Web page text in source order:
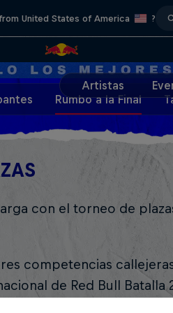
United States of America ?
Artistas
Rumbo a la Final
con el torneo de
competencias
de Red Bull Batalla